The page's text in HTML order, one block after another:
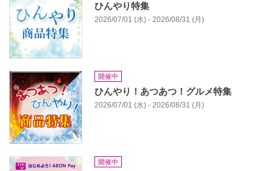
ひんやり特集
2026/07/01 (水) - 2026/08/31 (月)
開催中
ひんやり！あつあつ！グルメ特集
2026/07/01 (水) - 2026/08/31 (月)
開催中